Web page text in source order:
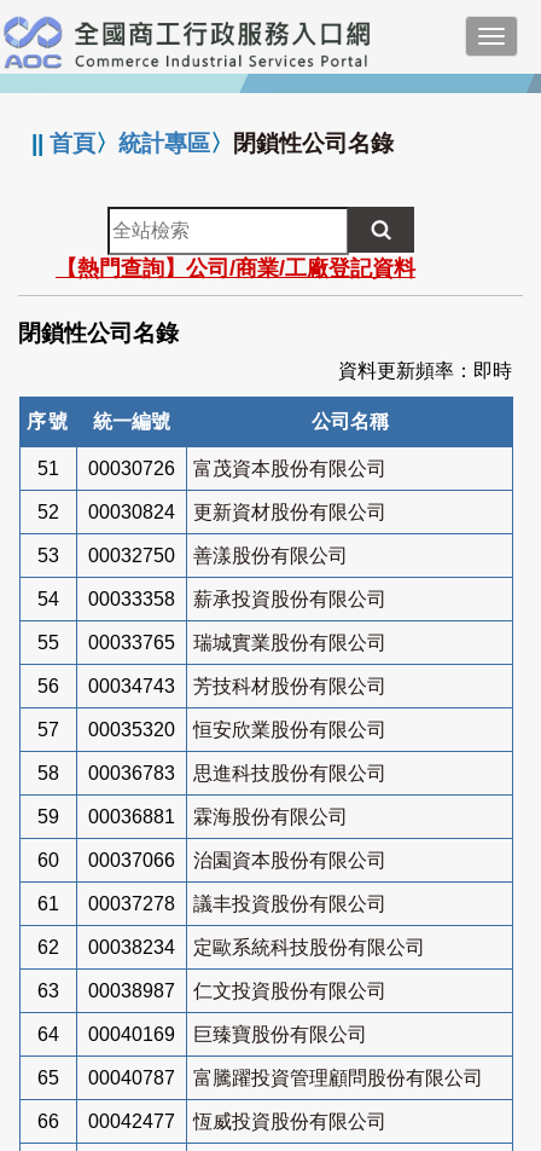
跳
到
主
要
:::
||首頁〉統計專區〉 閉鎖性公司名錄
全
站
檢
索
【熱門查詢】公司/商業/工廠登記資料
閉鎖性公司名錄
資料更新頻率：即時
序號 統一編號 公司名稱
51 00030726 富茂資本股份有限公司
52 00030824 更新資材股份有限公司
53 00032750 善漾股份有限公司
54 00033358 薪承投資股份有限公司
55 00033765 瑞城實業股份有限公司
56 00034743 芳技科材股份有限公司
57 00035320 恒安欣業股份有限公司
58 00036783 思進科技股份有限公司
59 00036881 霖海股份有限公司
60 00037066 治園資本股份有限公司
61 00037278 議丰投資股份有限公司
62 00038234 定歐系統科技股份有限公司
63 00038987 仁文投資股份有限公司
64 00040169 巨臻寶股份有限公司
65 00040787 富騰躍投資管理顧問股份有限公司
66 00042477 恆威投資股份有限公司